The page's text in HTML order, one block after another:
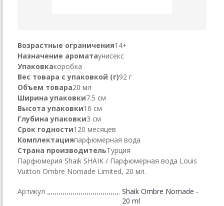
Возрастные ограничения14+
Назначение ароматаунисекс
Упаковкакоробка
Вес товара с упаковкой (г)92 г
Объем товара20 мл
Ширина упаковки7.5 см
Высота упаковки16 см
Глубина упаковки3 см
Срок годности120 месяцев
Комплектацияпарфюмерная вода
Страна производительТурция
Парфюмерия Shaik SHAIK / Парфюмерная вода Louis
Vuitton Ombre Nomade Limited, 20 мл.
Артикул
Shaik Ombre Nomade -
20 ml